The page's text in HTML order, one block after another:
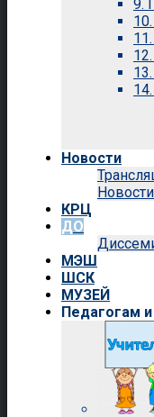
9.
Новости
КРЦ
ДО
МЭШ
ШСК
МУЗЕЙ
Педагогам